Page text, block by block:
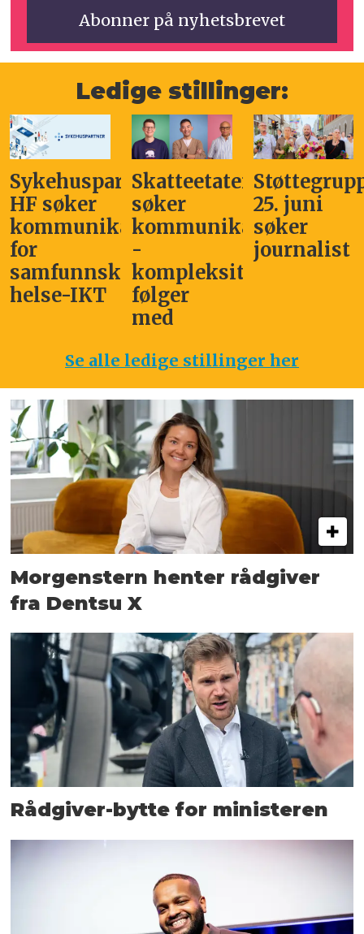
Ledige stillinger:
Sykehuspartner
HF søker
kommunikasjonssjef
for
samfunnskritisk
helse-IKT
Skatteetaten
søker
kommunikasjonsleder
-
kompleksitet
følger
med
25. juni
søker
journalist
Se alle ledige stillinger her
Morgenstern henter rådgiver
fra Dentsu X
Rådgiver-bytte for ministeren